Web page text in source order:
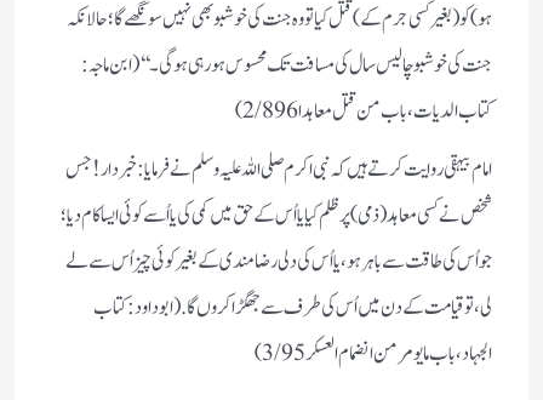
ہو) کو (بغیر کسی جرم کے) قتل کیا تو وہ جنت کی خوشبو بھی نہیں سونگھے گا؛ حالانکہ
جنت کی خوشبو چالیس سال کی مسافت تک محسوس ہو رہی ہو گی ۔‘‘(ابن ماجہ:
کتاب الدیات ، باب من قتل معاہدا 2/896)
امام بیہقی روایت کرتے ہیں کہ نبی اکرم صلی اللہ علیہ وسلم نے فرمایا: خبر دار! جس
شخص نے کسی معاہد (ذمی) پر ظلم کیا یا اُس کے حق میں کمی کی یا اُسے کوئی ایسا کام دیا؛
جو اُس کی طاقت سے باہر ہو، یا اُس کی دلی رضامندی کے بغیر کوئی چیز اُس سے لے
لی، تو قیامت کے دن میں اُس کی طرف سے جھگڑا کروں گا. (ابوداود:کتاب
الجہاد،باب ما يومر من انضمام العسكر3/95)